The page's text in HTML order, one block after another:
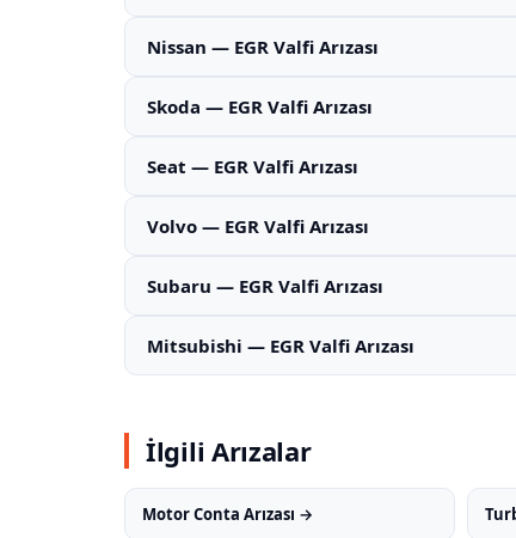
Nissan — EGR Valfi Arızası
Skoda — EGR Valfi Arızası
Seat — EGR Valfi Arızası
Volvo — EGR Valfi Arızası
Subaru — EGR Valfi Arızası
Mitsubishi — EGR Valfi Arızası
İlgili Arızalar
Motor Conta Arızası →